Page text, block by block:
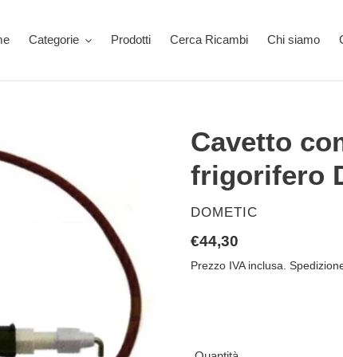
Categorie Prodotti Cerca Ricambi Chi siamo
Cavetto
frigorifero
VENDITORE
DOMETIC
Prezzo
di
€44,30
Prezzo IVA inclusa.